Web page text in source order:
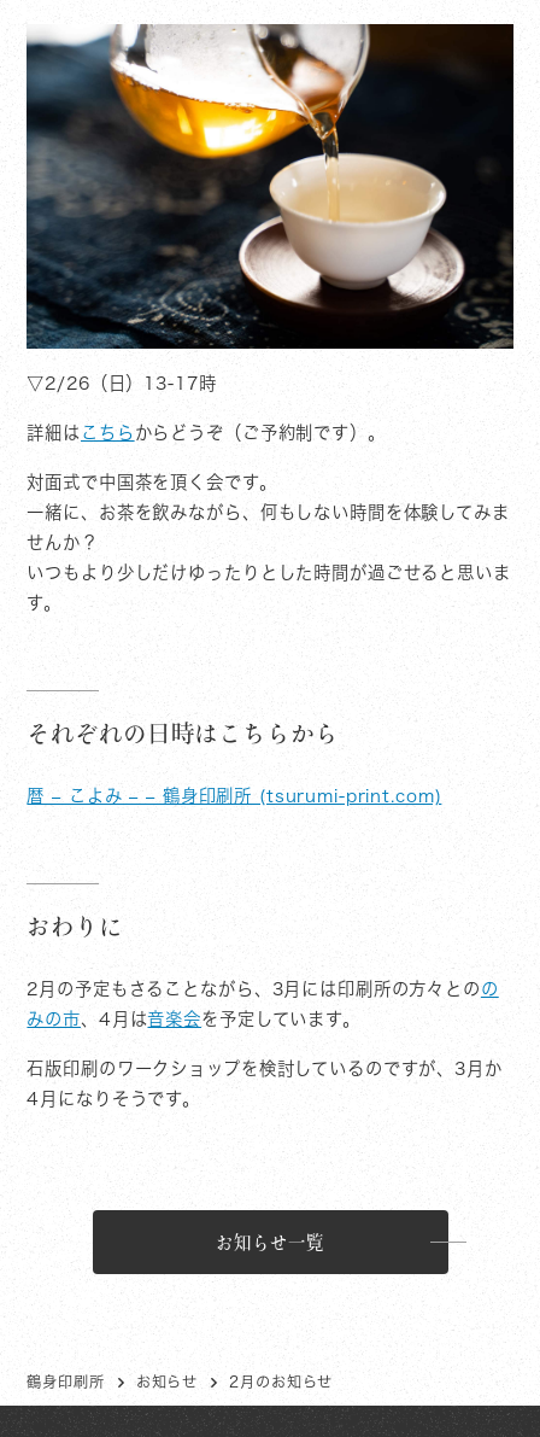
▽2/26（日）13-17時
詳細は こちら からどうぞ（ご予約制です）。
対面式で中国茶を頂く会です。
一緒に、お茶を飲みながら、何もしない時間を体験してみま
せんか？
いつもより少しだけゆったりとした時間が過ごせると思いま
す。
それぞれの日時はこちらから
暦 – こよみ – – 鶴身印刷所 (tsurumi-print.com)
おわりに
2月の予定もさることながら、3月には印刷所の方々との の
みの市、4月は音楽会を予定しています。
石版印刷のワークショップを検討しているのですが、3月か
4月になりそうです。
お知らせ一覧
鶴身印刷所 お知らせ 2月のお知らせ